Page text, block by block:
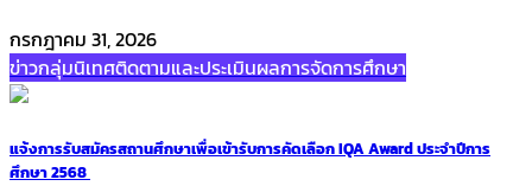
กรกฎาคม 31, 2026
ข่าวกลุ่มนิเทศติดตามและประเมินผลการจัดการศึกษา
แจ้งการรับสมัครสถานศึกษาเพื่อเข้ารับการคัดเลือก IQA Award ประจำปีการ
ศึกษา 2568